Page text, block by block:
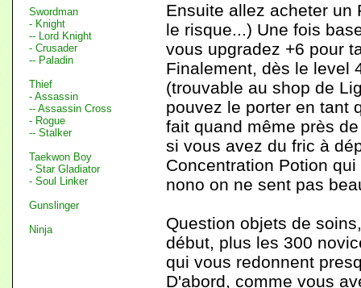
Swordman
- Knight
-- Lord Knight
- Crusader
-- Paladin
Thief
- Assassin
-- Assassin Cross
- Rogue
-- Stalker
Taekwon Boy
- Star Gladiator
- Soul Linker
Gunslinger
Ninja
Ensuite allez acheter un
le risque...) Une fois
vous upgradez +6 pour
Finalement, dès le level
(trouvable au shop de
pouvez le porter en tant
fait quand même près
si vous avez du fric à
Concentration Potion
nono on ne sent pas
Question objets de
début, plus les 300
qui vous redonnent
D'abord, comme vous